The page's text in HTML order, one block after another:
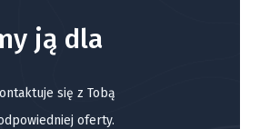
ją dla
się z Tobą
oferty.